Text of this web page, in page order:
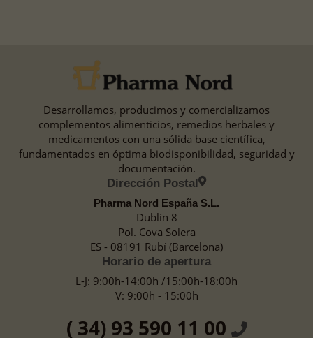
Desarrollamos, producimos y comercializamos
complementos alimenticios, remedios herbales y
medicamentos con una sólida base científica,
fundamentados en óptima biodisponibilidad, seguridad y
documentación.
Dirección Postal
Pharma Nord España S.L.
Dublín 8
Pol. Cova Solera
ES - 08191 Rubí (Barcelona)
Horario de apertura
L-J: 9:00h-14:00h /15:00h-18:00h
V: 9:00h - 15:00h
( 34) 93 590 11 00